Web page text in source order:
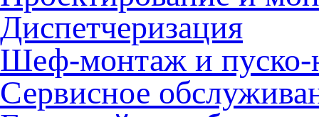
Диспетчеризация
Шеф-монтаж и пуско-
Сервисное